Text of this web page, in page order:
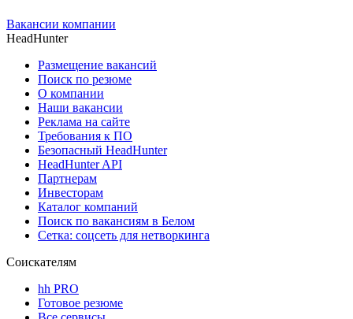
Вакансии компании
HeadHunter
Размещение вакансий
Поиск по резюме
О компании
Наши вакансии
Реклама на сайте
Требования к ПО
Безопасный HeadHunter
HeadHunter API
Партнерам
Инвесторам
Каталог компаний
Поиск по вакансиям в Белом
Сетка: соцсеть для нетворкинга
Соискателям
hh PRO
Готовое резюме